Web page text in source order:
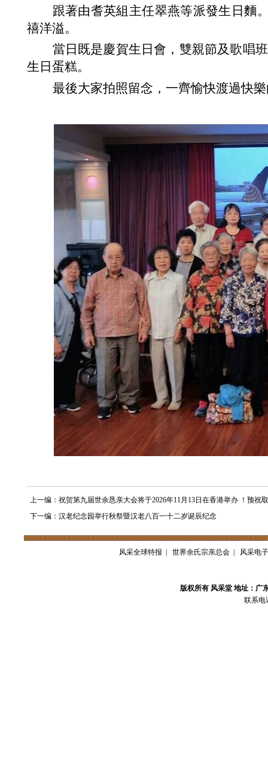
跟著由耆英組主任翠燕等派發生日麵
禧洋溢。
當 日 既是慶賀生日會 ，雙親節及歌唱
生日蛋糕。
最後大家拍照留念，一齊愉快渡過快
上一编：祝贺第九届世余恳亲大会将于2026年11月13日在香港举办 ！预祝
下一编：汉老纪念园举行秋祭暨汉老八百一十二岁诞辰纪念
风采全球特报 世界余氏宗亲总会 风采电
版权所有 风采堂 地址：广
联系电